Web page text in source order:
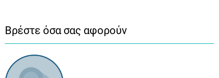
Βρέστε όσα σας αφορούν